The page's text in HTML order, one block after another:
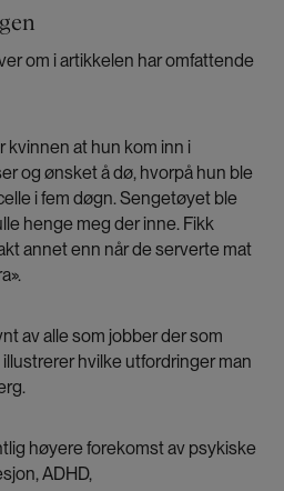
på intervjuer med
og ansatte i
en spørreundersøkelser
fra kriminalomsorgen
ble innsamlet i
«Lengst inne i
innsatte med behov for
og kun studert en
som soner i disse
til Lundeberg og Smith en
om i artikkelen har omfattende
kvinnen at hun kom inn i
og ønsket å dø, hvorpå hun ble
i fem døgn. Sengetøyet ble
henge meg der inne. Fikk
annet enn når de serverte mat
av alle som jobber der som
hvilke utfordringer man
høyere forekomst av psykiske
ADHD,